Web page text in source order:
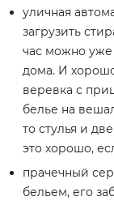
уличная
загрузить
час можно уже
дома. И
веревка с
белье на
то стулья и
это хорошо,
прачечный
бельем, его